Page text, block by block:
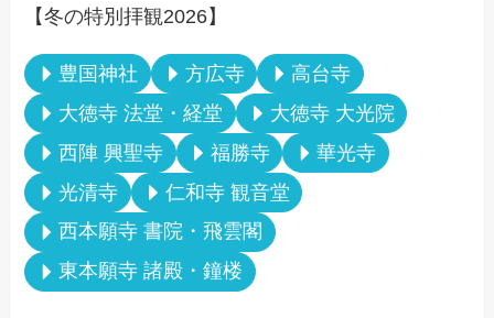
【冬の特別拝観2026】
豊国神社 方広寺
高台寺
大徳寺 法堂・経堂
大徳寺 大光院
西陣 興聖寺
福勝寺
華光寺
光清寺
仁和寺 観音堂
西本願寺 書院・飛雲閣
東本願寺 諸殿・鐘楼